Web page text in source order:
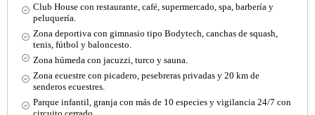
Club House con restaurante, café, supermercado, spa, barbería y
peluquería.
Zona deportiva con gimnasio tipo Bodytech, canchas de squash,
tenis, fútbol y baloncesto.
Zona húmeda con jacuzzi, turco y sauna.
Zona ecuestre con picadero, pesebreras privadas y 20 km de
senderos ecuestres.
Parque infantil, granja con más de 10 especies y vigilancia 24/7 con